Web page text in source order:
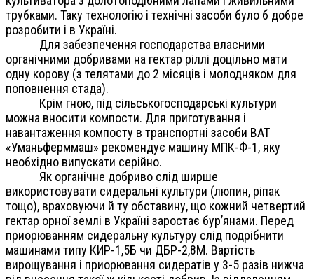
трубками. Таку технологію і технічні засоби було б добре
розробити і в Україні.
Для забезпечення господарства власними
органічними добривами на гектар ріллі доцільно мати
одну корову (з телятами до 2 місяців і молодняком для
поповнення стада).
Крім гною, під сільськогосподарські культури
можна вносити компости. Для приготування і
навантаження компосту в транспортні засоби ВАТ
«Уманьферммаш» рекомендує машину МПК-Ф-1, яку
необхідно випускати серійно.
Як органічне добриво слід ширше
використовувати сидеральні культури (люпин, ріпак
тощо), враховуючи й ту обставину, що кожний четвертий
гектар орної землі в Україні заростає бур’янами. Перед
приорюванням сидеральну культуру слід подрібнити
машинами типу КИР-1,5Б чи ДБР-2,8М. Вартість
вирощування і приорювання сидератів у 3-5 разів нижча